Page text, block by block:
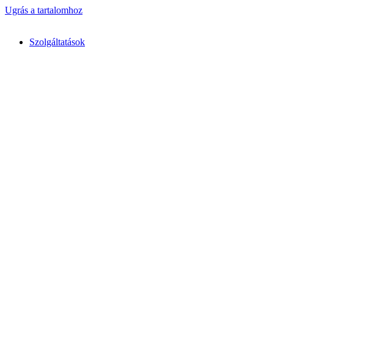
Ugrás a tartalomhoz
Szolgáltatások